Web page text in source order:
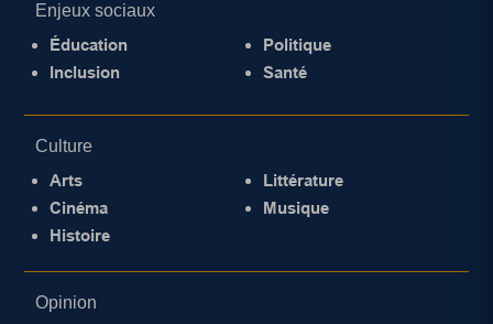
Enjeux sociaux
Éducation
Inclusion
Politique
Santé
Culture
Arts
Cinéma
Histoire
Littérature
Musique
Opinion